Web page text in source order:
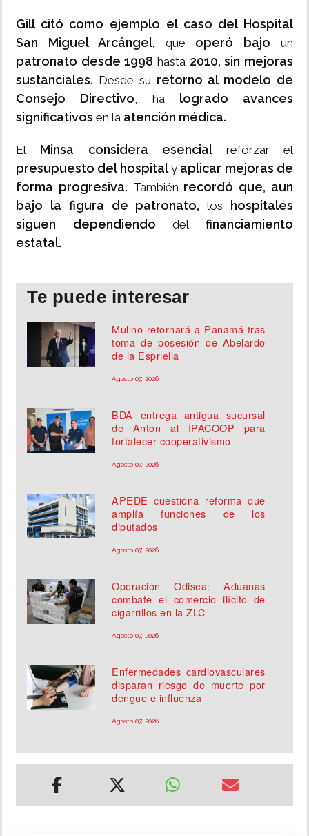
Gill citó como ejemplo el caso del Hospital
San Miguel Arcángel, que operó bajo un
patronato desde 1998 hasta 2010, sin mejoras
sustanciales. Desde su retorno al modelo de
Consejo Directivo, ha logrado avances
significativos en la atención médica.
El Minsa considera esencial reforzar el
presupuesto del hospitaly aplicar mejoras de
forma progresiva. También recordó que, aun
bajo la figura de patronato, los hospitales
siguen dependiendodelfinanciamiento
estatal.
Te puede interesar
Mulino retornará a Panamá tras
toma de posesión de Abelardo
de la Espriella
Agosto 07, 2026
BDA entrega antigua sucursal
de Antón al IPACOOP para
fortalecer cooperativismo
Agosto 07, 2026
APEDE cuestiona reforma que
amplía funciones de los
diputados
Agosto 07, 2026
Operación Odisea: Aduanas
combate el comercio ilícito de
cigarrillos en la ZLC
Agosto 07, 2026
Enfermedades cardiovasculares
disparan riesgo de muerte por
dengue e influenza
Agosto 07, 2026